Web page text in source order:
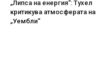
„Липса на енергия“: Тухел
критикува атмосферата на
„Уембли“